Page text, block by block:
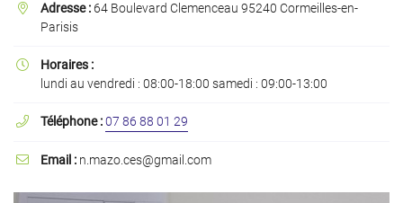
utilisantle formulaire de désinscription.
 Adresse : 64 Boulevard Clemenceau 95240 Cormeilles-en-
Parisis

Horaires :
lundi au vendredi : 08:00-18:00 samedi : 09:00-13:00
 Téléphone :07 86 88 01 29
 Email : n.mazo.ces@gmail.com